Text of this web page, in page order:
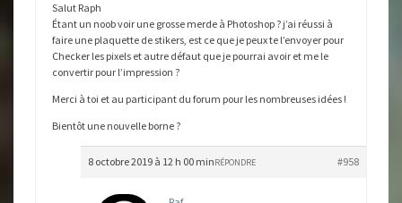
Salut Raph
Étant un noob voir une grosse merde à Photoshop ? j’ai réussi à
faire une plaquette de stikers, est ce que je peux te l’envoyer pour
Checker les pixels et autre défaut que je pourrai avoir et me le
convertir pour l’impression ?
Merci à toi et au participant du forum pour les nombreuses idées !
Bientôt une nouvelle borne ?
8 octobre 2019 à 12 h 00 min #958
RÉPONDRE